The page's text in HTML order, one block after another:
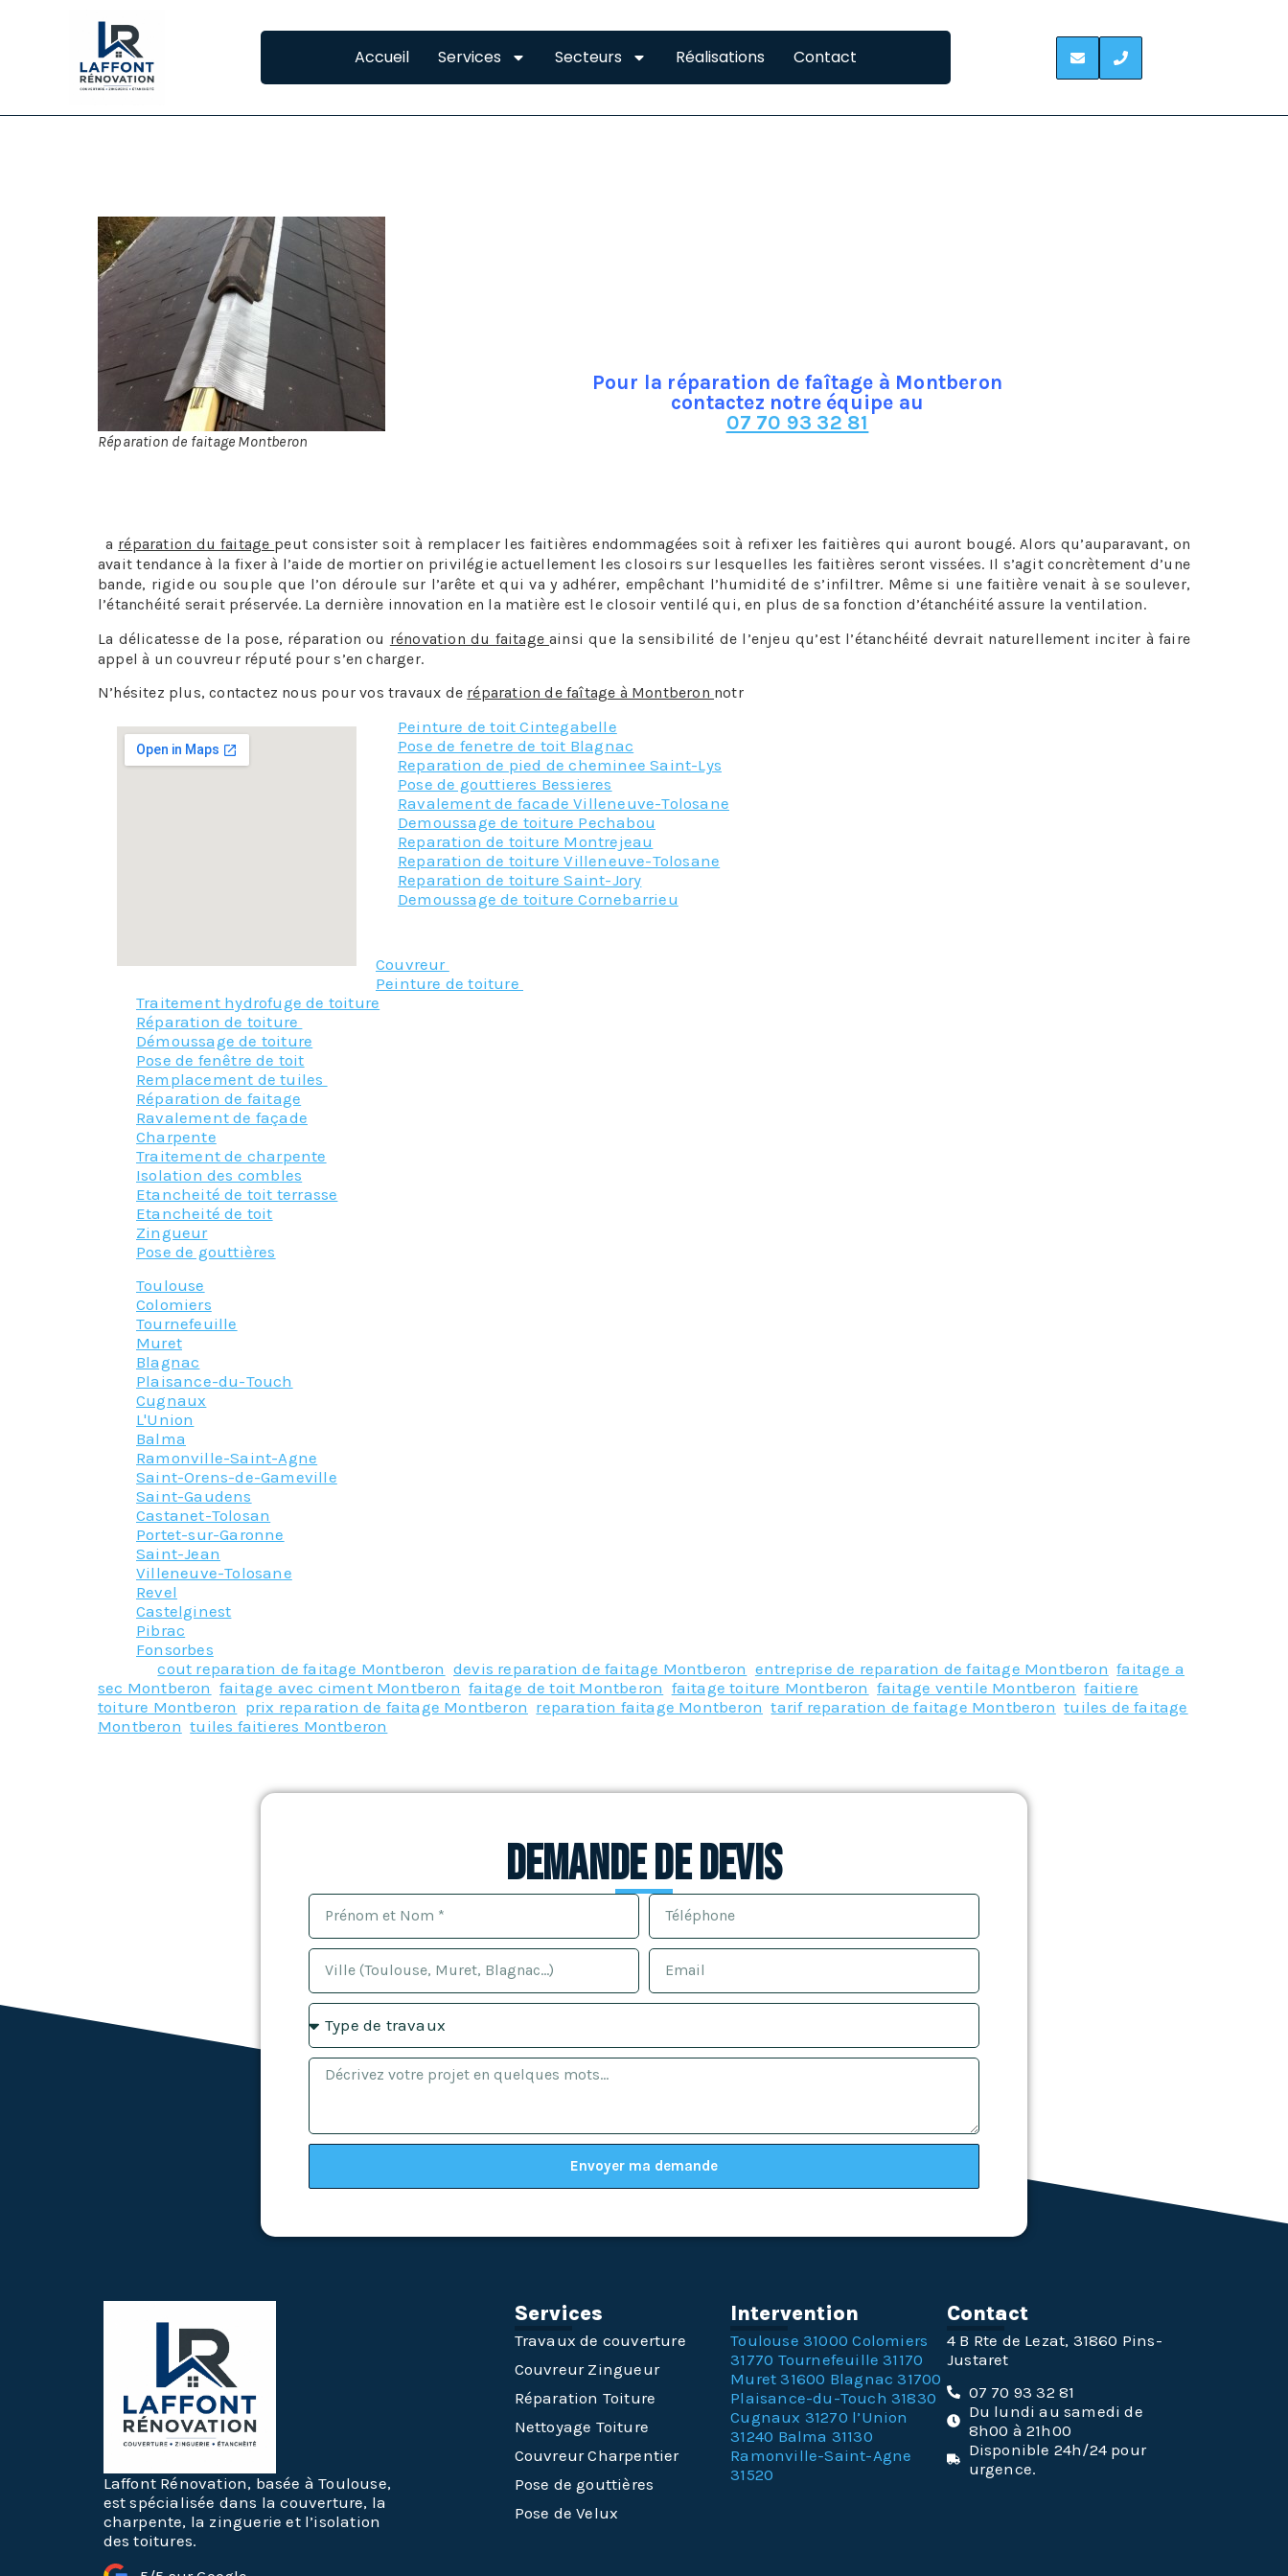
Accueil Services Secteurs Réalisations Contact
Réparation de faitage Montberon
Pour la réparation de faîtage à Montberon
contactez notre équipe au
07 70 93 32 81
La réparation du faitage peut consister soit à remplacer les faitières endommagées soit à refixer les faitières qui auront bougé. Alors qu’auparavant, on
avait tendance à la fixer à l’aide de mortier on privilégie actuellement les closoirs sur lesquelles les faitières seront vissées. Il s’agit concrètement d’une
bande, rigide ou souple que l’on déroule sur l’arête et qui va y adhérer, empêchant l’humidité de s’infiltrer. Même si une faitière venait à se soulever,
l’étanchéité serait préservée. La dernière innovation en la matière est le closoir ventilé qui, en plus de sa fonction d’étanchéité assure la ventilation.
La délicatesse de la pose, réparation ou rénovation du faitageainsi que la sensibilité de l’enjeu qu’est l’étanchéité devrait naturellement inciter à faire
appel à un couvreur réputé pour s’en charger.
N’hésitez plus, contactez nous pour vos travaux de réparation de faîtage à Montberon notre équipe se fera un plaisir de vous aider.
Peinture de toit Cintegabelle
Pose de fenetre de toit Blagnac
Reparation de pied de cheminee Saint-Lys
Pose de gouttieres Bessieres
Ravalement de facade Villeneuve-Tolosane
Demoussage de toiture Pechabou
Reparation de toiture Montrejeau
Reparation de toiture Villeneuve-Tolosane
Reparation de toiture Saint-Jory
Demoussage de toiture Cornebarrieu
Couvreur
Peinture de toiture
Traitement hydrofuge de toiture
Réparation de toiture
Démoussage de toiture
Pose de fenêtre de toit
Remplacement de tuiles
Réparation de faitage
Ravalement de façade
Charpente
Traitement de charpente
Isolation des combles
Etancheité de toit terrasse
Etancheité de toit
Zingueur
Pose de gouttières
Toulouse
Colomiers
Tournefeuille
Muret
Blagnac
Plaisance-du-Touch
Cugnaux
L'Union
Balma
Ramonville-Saint-Agne
Saint-Orens-de-Gameville
Saint-Gaudens
Castanet-Tolosan
Portet-sur-Garonne
Saint-Jean
Villeneuve-Tolosane
Revel
Castelginest
Pibrac
Fonsorbes
Taggedcout reparation de faitage Montberon ,devis reparation de faitage Montberon entreprise de reparation de faitage Montberon ,faitage a
sec Montberon ,faitage avec ciment Montberon ,faitage de toit Montberon faitage toiture Montberon ,faitage ventile Montberon ,faitiere
toiture Montberon prix reparation de faitage Montberon reparation faitage Montberon ,tarif reparation de faitage Montberon ,tuiles de faitage
Montberon ,tuiles faitieres Montberon
Demande de devis
Envoyer ma demande
Laffont Rénovation, basée à Toulouse,
est spécialisée dans la couverture, la
charpente, la zinguerie et l’isolation
des toitures.
Services
Travaux de couverture
Couvreur Zingueur
Réparation Toiture
Nettoyage Toiture
Couvreur Charpentier
Pose de gouttières
Pose de Velux
Intervention
Toulouse 31000 Colomiers
31770 Tournefeuille 31170
Muret 31600 Blagnac 31700
Plaisance-du-Touch 31830
Cugnaux 31270 l’Union
31240 Balma 31130
Ramonville-Saint-Agne
31520
Contact
4 B Rte de Lezat, 31860 Pins-
Justaret
07 70 93 32 81
Du lundi au samedi de
8h00 à 21h00
Disponible 24h/24 pour
urgence.